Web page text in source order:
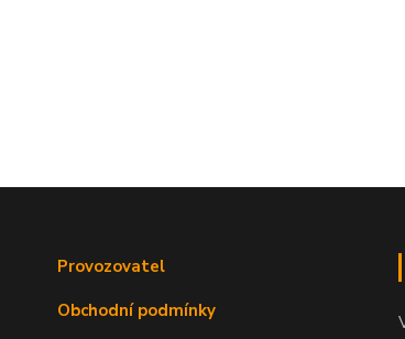
Provozovatel
Obchodní podmínky